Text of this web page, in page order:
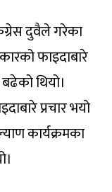
दुवैले गरेका
फाइदाबारे
थियो।
प्रचार भयो
कार्यक्रमका